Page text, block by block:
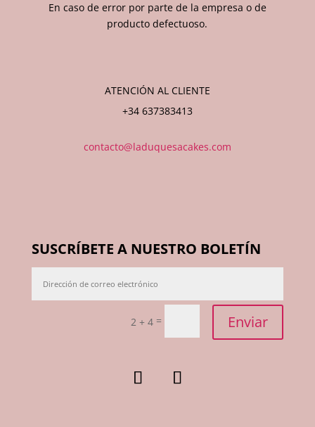
En caso de error por parte de la empresa o de
producto defectuoso.
ATENCIÓN AL CLIENTE
+34 637383413
contacto@laduquesacakes.com
SUSCRÍBETE A NUESTRO BOLETÍN
2 + 4 = Enviar